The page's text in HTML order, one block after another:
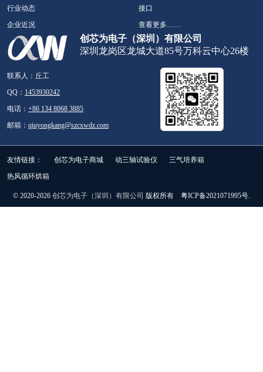
行业动态
企业近况
接口
查看更多……
创芯为电子（深圳）有限公司
深圳龙岗区龙城大道85号万科云中心26楼
联系人：丘工
QQ： 1453930242
电话： +86 134 8068 3885
邮箱： qiuyongkang@szcxwdz.com
友情链接： 创芯为电子商城 动三轴试验仪
三气培养箱
热风循环烘箱
© 2020-2026 创芯为电子（深圳）有限公司 版权所有 粤ICP备2021071995号.